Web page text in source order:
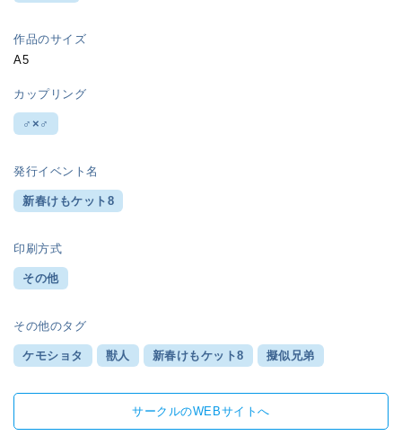
作品のサイズ
A5
カップリング
♂×♂
発行イベント名
新春けもケット8
印刷方式
その他
その他のタグ
ケモショタ 獣人 新春けもケット8 擬似兄弟
サークルのWEBサイトへ